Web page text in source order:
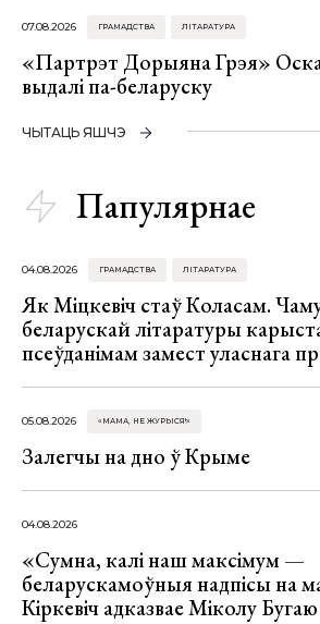
07.08.2026 ГРАМАДСТВА ЛІТАРАТУРА
«Партрэт Дорыяна Грэя»
выдалі па-беларуску
ЧЫТАЦЬ ЯШЧЭ
Папулярнае
04.08.2026 ГРАМАДСТВА ЛІТАРАТУРА
Як Міцкевіч стаў Коласам.
беларускай літаратуры
псеўданімам замест уласнага
05.08.2026 «МАМА, НЕ ЖУРЫСЯ!»
Залегчы на дно ў Крыме
04.08.2026
«Сумна, калі наш максімум —
беларускамоўныя надпісы на
Кіркевіч адказвае Міколу Бугаю